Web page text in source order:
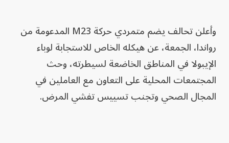
وأعلن تحالف يضم متمردي حركة M23 المدعومة من
رواندا، الجمعة، عن هيكله الخاص للاستجابة لوباء
الإيبولا في المناطق الخاضعة لسيطرته، وحث
المجتمعات المحلية على التعاون مع العاملين في
المجال الصحي وتجنب تسييس تفشي المرض.